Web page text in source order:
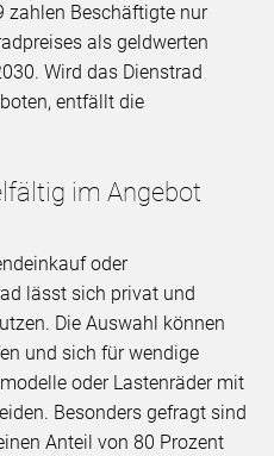
zahlen Beschäftigte nur
als geldwerten
Wird das Dienstrad
entfällt die
im Angebot
oder
lässt sich privat und
Die Auswahl können
und sich für wendige
oder Lastenräder mit
Besonders gefragt sind
Anteil von 80 Prozent